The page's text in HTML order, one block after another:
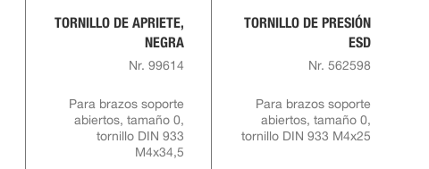
TORNILLO DE APRIETE,
NEGRA
Nr. 99614
Para brazos soporte
abiertos, tamaño 0,
tornillo DIN 933
M4x34,5
TORNILLO DE PRESIÓN
ESD
Nr. 562598
Para brazos soporte
abiertos, tamaño 0,
tornillo DIN 933 M4x25